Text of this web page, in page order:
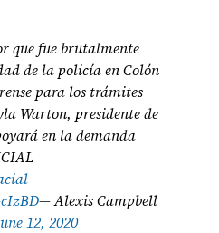
que fue brutalmente
de la policía en Colón
para los trámites
Warton, presidente de
en la demanda
— Alexis Campbell
12, 2020